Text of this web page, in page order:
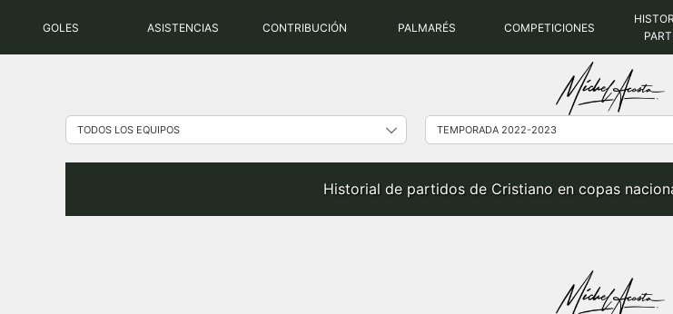
GOLES ASISTENCIAS CONTRIBUCIÓN PALMARÉS COMPETICIONES
Historial de partidos de Cristiano en copas